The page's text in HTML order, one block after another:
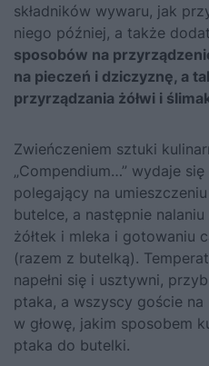
składników wywaru, jak
niego później, a także
sposobów na
na pieczeń i dziczyznę, a
przyrządzania żółwi i
Zwieńczeniem sztuki
„Compendium…” wydaje
polegający na
butelce, a następnie
żółtek i mleka i gotowaniu
(razem z butelką).
napełni się i usztywni,
ptaka, a wszyscy goście
w głowę, jakim sposobem
ptaka do butelki.